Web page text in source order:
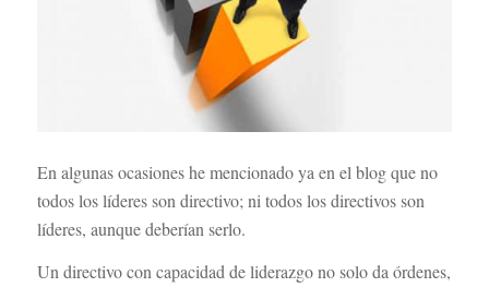
En algunas ocasiones he mencionado ya en el blog que no
todos los líderes son directivo; ni todos los directivos son
líderes, aunque deberían serlo.
Un directivo con capacidad de liderazgo no solo da órdenes,